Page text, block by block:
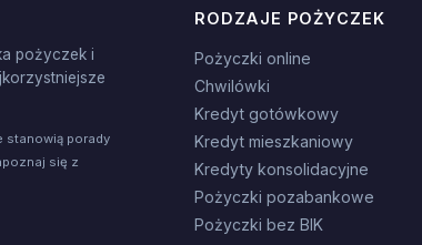
pożyczek i
stanowią porady
się z
RODZAJE POŻYCZEK
Pożyczki online
Chwilówki
Kredyt gotówkowy
Kredyt mieszkaniowy
Kredyty konsolidacyjne
Pożyczki pozabankowe
Pożyczki bez BIK